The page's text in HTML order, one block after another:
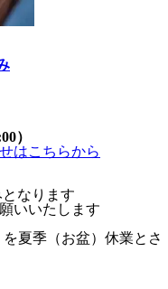
）
はこちらから
なります
いいたします
を夏季（お盆）休業とさ